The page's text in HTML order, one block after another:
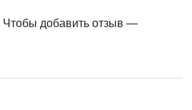
Чтобы добавить отзыв —